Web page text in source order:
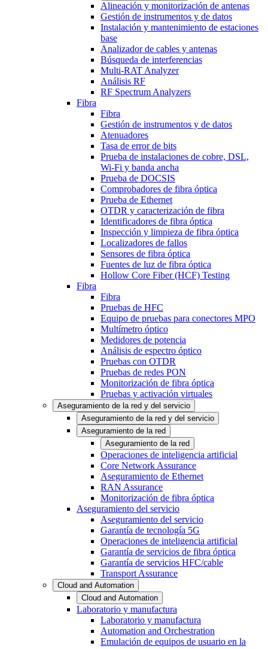
Alineación y monitorización de antenas
Gestión de instrumentos y de datos
Instalación y mantenimiento de estaciones
base
Analizador de cables y antenas
Búsqueda de interferencias
Multi-RAT Analyzer
Análisis RF
RF Spectrum Analyzers
Fibra
Fibra
Gestión de instrumentos y de datos
Atenuadores
Tasa de error de bits
Prueba de instalaciones de cobre, DSL,
Wi-Fi y banda ancha
Prueba de DOCSIS
Comprobadores de fibra óptica
Prueba de Ethernet
OTDR y caracterización de fibra
Identificadores de fibra óptica
Inspección y limpieza de fibra óptica
Localizadores de fallos
Sensores de fibra óptica
Fuentes de luz de fibra óptica
Hollow Core Fiber (HCF) Testing
Fibra
Fibra
Pruebas de HFC
Equipo de pruebas para conectores MPO
Multímetro óptico
Medidores de potencia
Análisis de espectro óptico
Pruebas con OTDR
Pruebas de redes PON
Monitorización de fibra óptica
Pruebas y activación virtuales
Aseguramiento de la red y del servicio
Aseguramiento de la red y del servicio
Aseguramiento de la red
Aseguramiento de la red
Operaciones de inteligencia artificial
Core Network Assurance
Aseguramiento de Ethernet
RAN Assurance
Monitorización de fibra óptica
Aseguramiento del servicio
Aseguramiento del servicio
Garantía de tecnología 5G
Operaciones de inteligencia artificial
Garantía de servicios de fibra óptica
Garantía de servicios HFC/cable
Transport Assurance
Cloud and Automation
Cloud and Automation
Laboratorio y manufactura
Laboratorio y manufactura
Automation and Orchestration
Emulación de equipos de usuario en la